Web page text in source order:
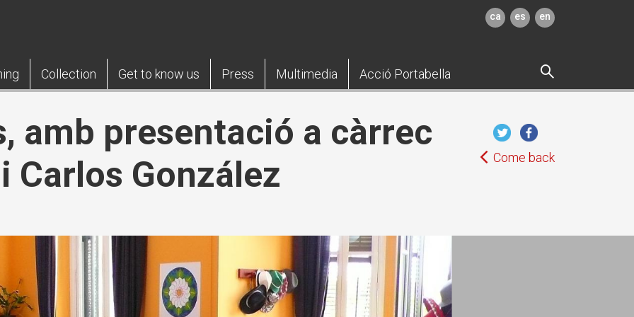
ca es en
Collection Get to know us Press Multimedia Acció Portabella
amb presentació a càrrec
Carlos González
Come back